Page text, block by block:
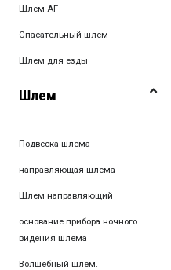
Шлем AF
Спасательный шлем
Шлем для езды
Шлем
Подвеска шлема
направляющая шлема
Шлем направляющий
основание прибора ночного
видения шлема
Волшебный шлем.